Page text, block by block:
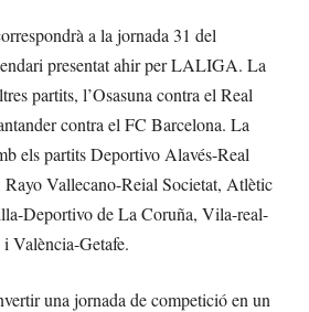
a la jornada 31 del
presentat ahir per LALIGA. La
partits, l’Osasuna contra el Real
contra el FC Barcelona. La
els partits Deportivo Alavés-Real
Vallecano-Reial Societat, Atlètic
Deportivo de La Coruña, Vila-real-
València-Getafe.
una jornada de competició en un